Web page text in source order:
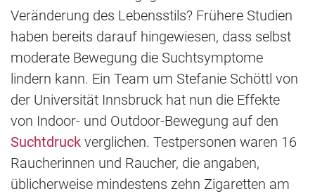
Veränderung des Lebensstils? Frühere Studien
haben bereits darauf hingewiesen, dass selbst
moderate Bewegung die Suchtsymptome
lindern kann. Ein Team um Stefanie Schöttl von
der Universität Innsbruck hat nun die Effekte
von Indoor- und Outdoor-Bewegung auf den
Suchtdruck verglichen. Testpersonen waren 16
Raucherinnen und Raucher, die angaben,
üblicherweise mindestens zehn Zigaretten am